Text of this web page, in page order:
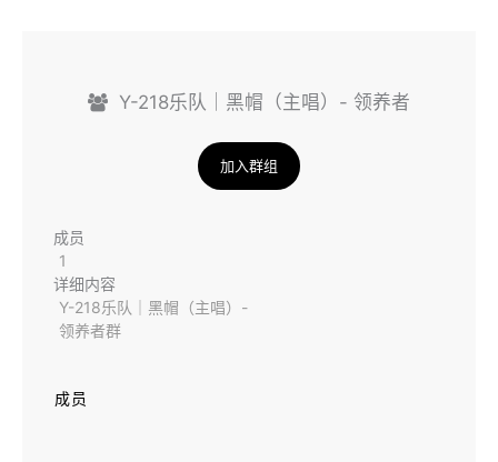
Y-218乐队｜黑帽（主唱）- 领养者
加入群组
成员
1
详细内容
Y-218乐队｜黑帽（主唱）-
领养者群
成员